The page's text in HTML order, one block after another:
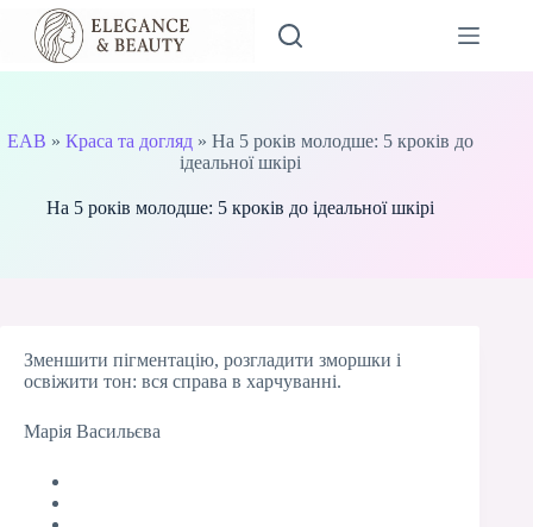
Перейти
вмісту
EAB » Краса та догляд» На 5 років молодше: 5 кроків до
ідеальної шкірі
На 5 років молодше: 5 кроків до ідеальної шкірі
Зменшити пігментацію, розгладити зморшки і
освіжити тон: вся справа в харчуванні.
Марія Васильєва